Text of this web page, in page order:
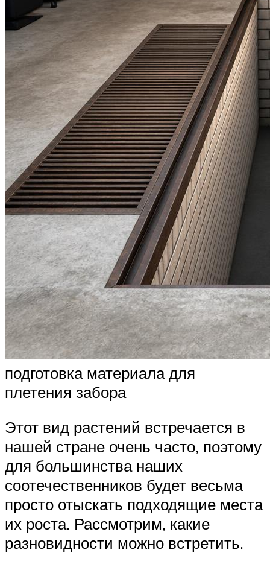
подготовка материала для
плетения забора
Этот вид растений встречается в
нашей стране очень часто, поэтому
для большинства наших
соотечественников будет весьма
просто отыскать подходящие места
их роста. Рассмотрим, какие
разновидности можно встретить.